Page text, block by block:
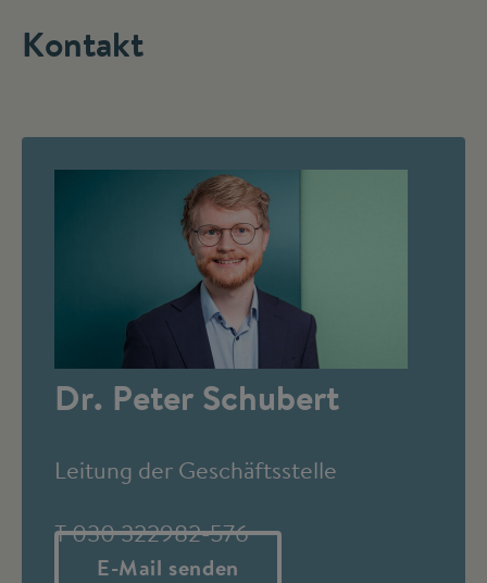
Kontakt
Dr. Peter Schubert
Leitung der Geschäftsstelle
T 030 322982-576
E-Mail senden